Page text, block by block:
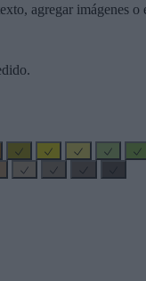
agregar imágenes